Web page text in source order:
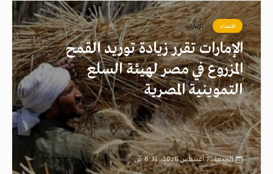
اقتصاد الإمارات
الإمارات تقرر زيادة توريد القمح
المزروع في مصر لهيئة السلع
التموينية المصرية
الجمعة، 7 أغسطس 2026، 6:31 ص